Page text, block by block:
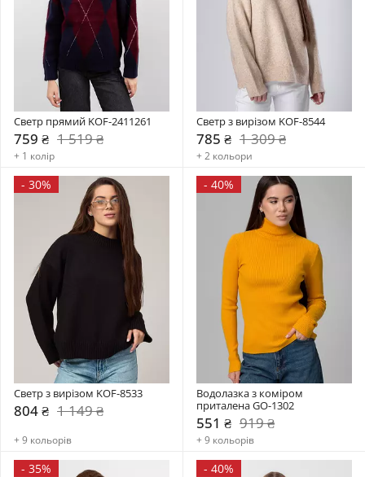
Светр прямий KOF-2411261
759 ₴ 1 519 ₴
+ 1 колір
Светр з вирізом KOF-8544
785 ₴ 1 309 ₴
+ 2 кольори
- 30%
Светр з вирізом KOF-8533
804 ₴ 1 149 ₴
+ 9 кольорів
- 40%
Водолазка з коміром
приталена GO-1302
551 ₴ 919 ₴
+ 9 кольорів
- 35% - 40%